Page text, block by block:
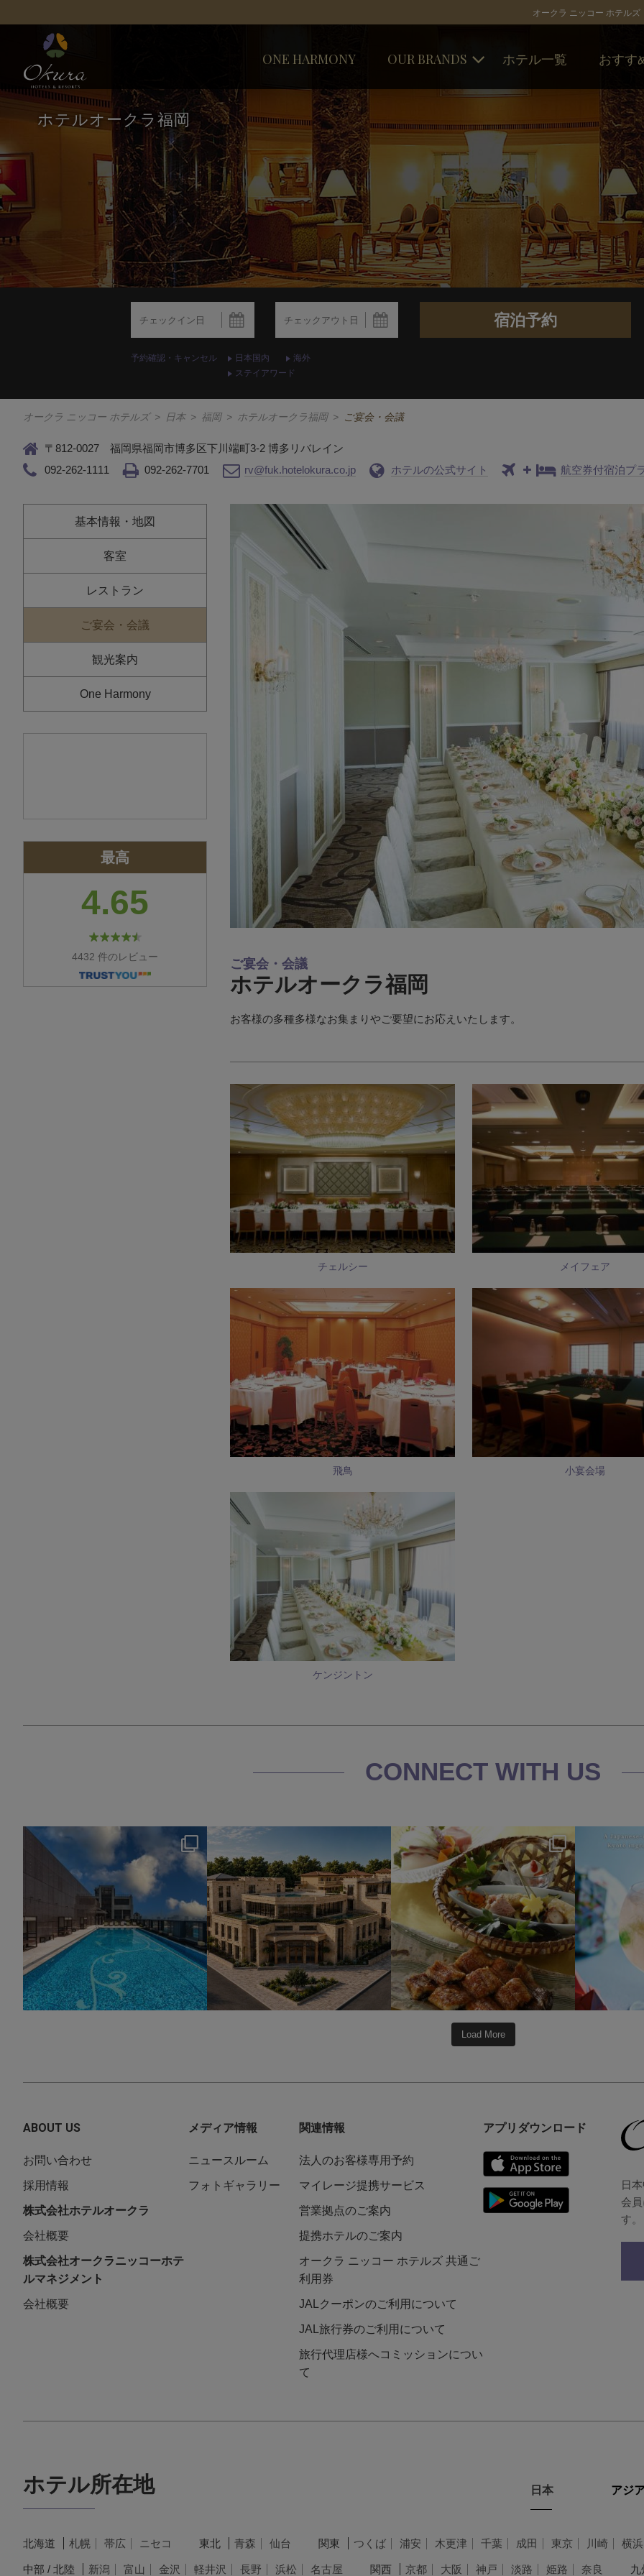
オークラ ニッコー ホテルズ
ONE HARMONY OUR BRANDS ホテル一覧 おすす
トピックス
ホテルオークラ福岡
予約確認・キャンセル 日本国内
海外
ステイアワード
オークラ ニッコー ホテルズ > 日本 > 福岡 > ホテルオークラ福岡 > ご宴会・会議
〒812-0027 福岡県福岡市博多区下川端町3-2 博多リバレイン
092-262-1111
092-262-7701 rv@fuk.hotelokura.co.jp ホテルの公式サイト 航空券付宿泊プ
基本情報・地図
客室
レストラン
ご宴会・会議
観光案内
One Harmony
最高
4.65
4432 件のレビュー ご宴会・会議
ホテルオークラ福岡
お客様の多種多様なお集まりやご要望にお応えいたします。
チェルシー メイフェア
飛鳥 小宴会場
ケンジントン
CONNECT WITH US
okura_hotels
176 328 3
okura_hotels
7月 25
406 3
Load More
ABOUT US
お問い合わせ
採用情報
株式会社ホテルオークラ
会社概要
株式会社オークラニッコーホテ
ルマネジメント
会社概要
メディア情報
ニュースルーム
フォトギャラリー
関連情報
法人のお客様専用予約
マイレージ提携サービス
営業拠点のご案内
提携ホテルのご案内
オークラ ニッコー ホテルズ 共通ご
利用券
JALクーポンのご利用について
JAL旅行券のご利用について
旅行代理店様へコミッションについ
て
アプリダウンロード
日
会
す。
ホテル所在地 日本 アジ
北海道 札幌 帯広 ニセコ 東北 青森 仙台 関東 つくば 浦安 木更津 千葉 成田 東京 川崎 横浜
中部 / 北陸 新潟 富山 金沢 軽井沢 長野 浜松 名古屋 関西 京都 大阪 神戸 淡路 姫路 奈良